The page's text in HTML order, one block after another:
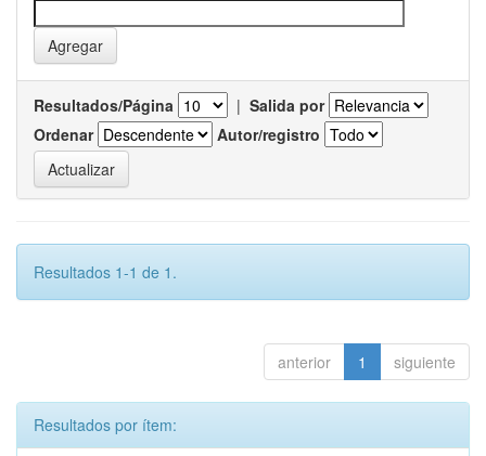
Resultados/Página | Salida por
Ordenar
Autor/registro
Resultados 1-1 de 1.
anterior 1 siguiente
Resultados por ítem: